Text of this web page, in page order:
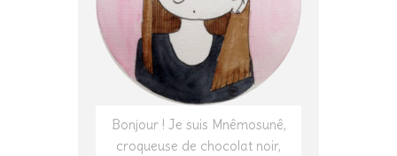
Bonjour ! Je suis Mnêmosunê,
croqueuse de chocolat noir,